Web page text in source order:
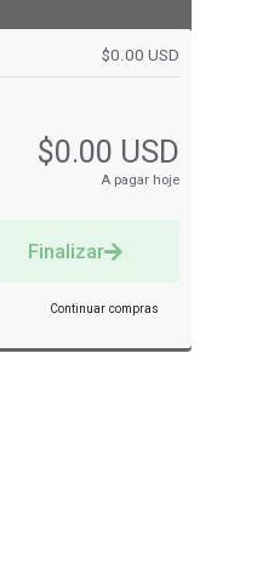
$0.00 USD
$0.00 USD
A pagar hoje
Finalizar
Continuar compras